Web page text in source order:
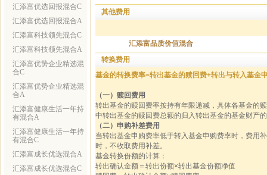
汇添富优选回报混合C
汇添富优选回报混合A
汇添富科技领先混合C
汇添富科技领先混合A
汇添富优势企业精选混
合C
汇添富优势企业精选混
合A
汇添富健康生活一年持
有混合A
汇添富健康生活一年持
有混合C
汇添富成长优选混合A
汇添富成长优选混合C
其他费用
汇添富品质价值混合
转换费用
基金的转换费率=转出基金的赎回费+转出与转入基金
（一）赎回费用
转出基金的赎回费率按持有年限递减，具体各基金的
中转出基金的赎回费总额的归入转出基金的基金财产
（二）申购补差费用
当转出基金申购费率低于转入基金申购费率时，费用
时，不收取费用补差。
基金转换份额的计算：
转出确认金额＝转出份额×转出基金份额净值